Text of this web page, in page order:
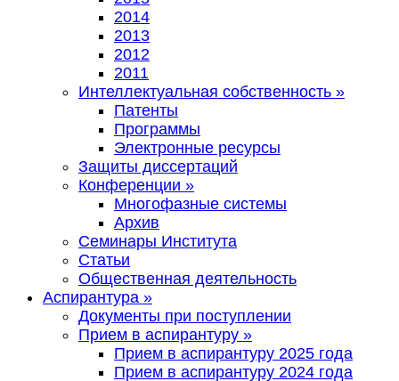
2014
2013
2012
2011
Интеллектуальная собственность »
Патенты
Программы
Электронные ресурсы
Защиты диссертаций
Конференции »
Многофазные системы
Архив
Семинары Института
Статьи
Общественная деятельность
Аспирантура »
Документы при поступлении
Прием в аспирантуру »
Прием в аспирантуру 2025 года
Прием в аспирантуру 2024 года